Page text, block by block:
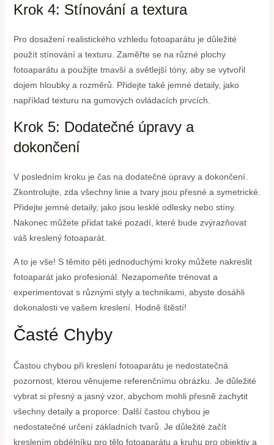
Krok 4: Stínování a textura
Pro dosažení realistického vzhledu fotoaparátu je důležité
použít stínování a texturu. Zaměřte se na různé plochy
fotoaparátu a použijte tmavší a světlejší tóny, aby se vytvořil
dojem hloubky a rozměrů. Přidejte také jemné detaily, jako
například texturu na gumových ovládacích prvcích.
Krok 5: Dodatečné úpravy a
dokončení
V posledním kroku je čas na dodatečné úpravy a dokončení.
Zkontrolujte, zda všechny linie a tvary jsou přesné a symetrické.
Přidejte jemné detaily, jako jsou lesklé odlesky nebo stíny.
Nakonec můžete přidat také pozadí, které bude zvýrazňovat
váš kreslený fotoaparát.
A to je vše! S těmito pěti jednoduchými kroky můžete nakreslit
fotoaparát jako profesionál. Nezapomeňte trénovat a
experimentovat s různými styly a technikami, abyste dosáhli
dokonalosti ve vašem kreslení. Hodně štěstí!
Časté Chyby
Častou chybou při kreslení fotoaparátu je nedostatečná
pozornost, kterou věnujeme referenčnímu obrázku. Je důležité
vybrat si přesný a jasný vzor, abychom mohli přesně zachytit
všechny detaily a proporce. Další častou chybou je
nedostatečné určení základních tvarů. Je důležité začít
kreslením obdélníku pro tělo fotoaparátu a kruhu pro objektiv a